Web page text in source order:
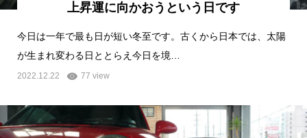
上昇運に向かおうという日です
今日は一年で最も日が短い冬至です。古くから日本では、太陽
が生まれ変わる日ととらえ今日を境…
2022.12.22 77 view